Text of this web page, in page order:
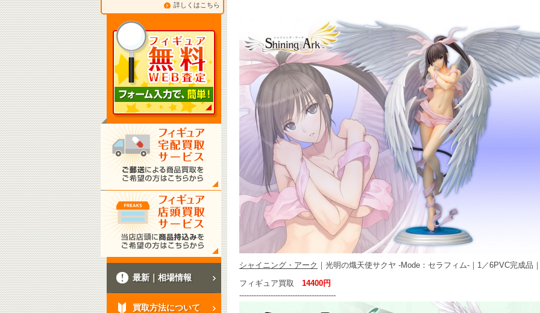
詳しくはこちら
最新｜相場情報
買取方法について
シャイニング・アーク ｜光明の熾天使サクヤ -Mode：セラフィム-｜1／6PVC完成品
フィギュア買取 14400円
----------------------------------------